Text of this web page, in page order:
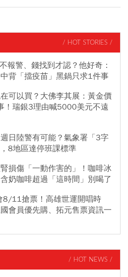
/ HOT STORIES /
報警、錢找到才認？他好奇：
背「擋疫苗」黑鍋只求1件事
可以買？大佛李其展：黃金價
！瑞銀3理由喊5000美元不遠
日陸警有可能？氣象署「3字
8地區達停班課標準
損傷「一動作害的」！咖啡冰
奶咖啡超過「這時間」別喝了
8/11搶票！高雄世運開唱時
會員優先購、拓元售票資訊一
/ HOT NEWS /